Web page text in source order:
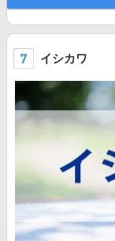
イシカワ